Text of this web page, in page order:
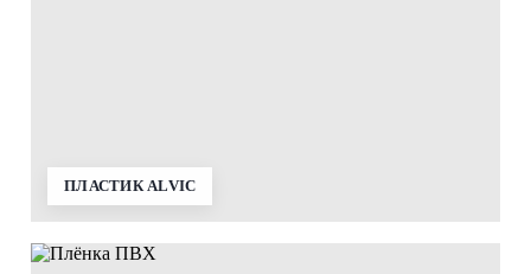
ПЛАСТИК ALVIC